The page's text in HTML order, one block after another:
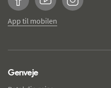
FacebookYouTubeInstagram
App til mobilen
Genveje